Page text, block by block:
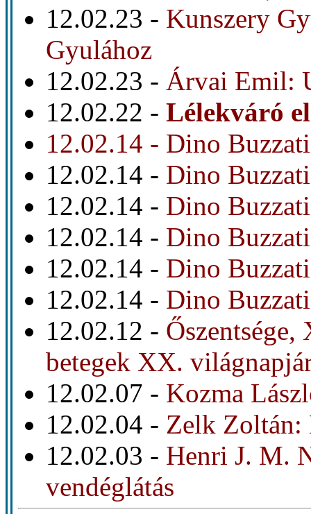
12.02.23 - Kunszery
Gyulához
12.02.23 - Árvai Emil:
12.02.22 - Lélekváró
12.02.14 - Dino
12.02.14 - Dino
12.02.14 - Dino
12.02.14 - Dino
12.02.14 - Dino
12.02.14 - Dino
12.02.12 - Őszentsége,
betegek XX.
12.02.07 - Kozma
12.02.04 - Zelk Zoltán:
12.02.03 - Henri J. M.
vendéglátás